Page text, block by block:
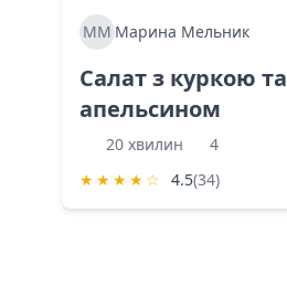
ММ Марина Мельник
Салат з куркою та
апельсином
20 хвилин
4
★ ★ ★ ★ ☆ 4.5(34)